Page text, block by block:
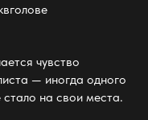
чувство
— иногда одного
на свои места.